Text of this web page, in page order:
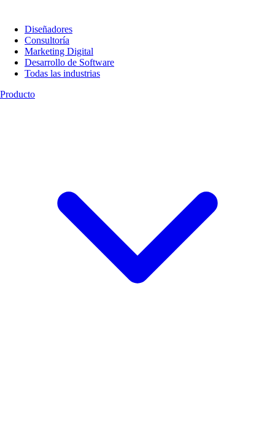
Diseñadores
Consultoría
Marketing Digital
Desarrollo de Software
Todas las industrias
Producto